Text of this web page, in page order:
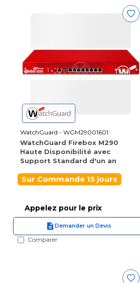
WatchGuard - WGM29001601
WatchGuard Firebox M290
Haute Disponibilité avec
Support Standard d'un an
Sur Commande 15 jours
Appelez pour le prix
Demander un Devis
Comparer